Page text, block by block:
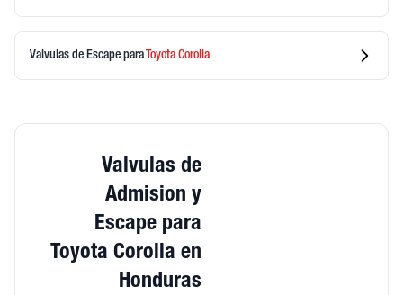
Valvulas de Escape paraToyotaCorolla
Valvulas de
Admision y
Escape para
Toyota Corolla en
Honduras